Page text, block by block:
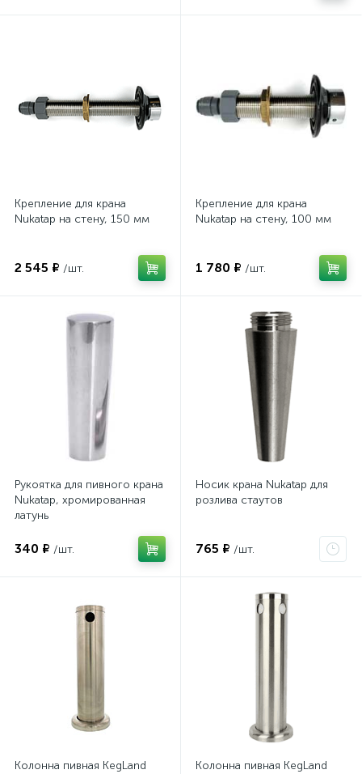
Крепление для крана
Nukatap на стену, 150 мм
2 545 ₽ /шт.
Крепление для крана
Nukatap на стену, 100 мм
1 780 ₽ /шт.
Рукоятка для пивного крана
Nukatap, хромированная
латунь
340 ₽ /шт.
Носик крана Nukatap для
розлива стаутов
765 ₽ /шт.
Колонна пивная KegLand
Колонна пивная KegLand